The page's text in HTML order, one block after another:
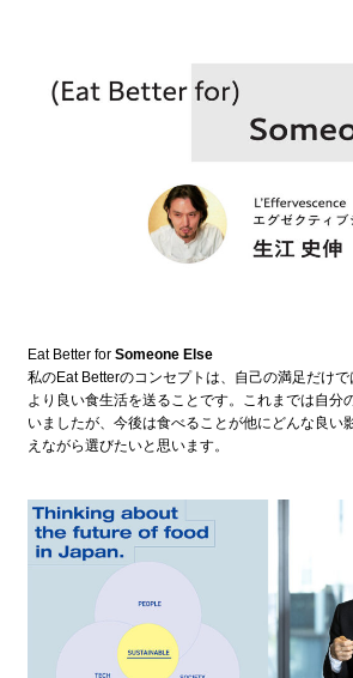
Eat Better for Someone Else
私のEat Betterのコンセプトは、自己の満足だけ
より良い食生活を送ることです。これまでは自分
いましたが、今後は食べることが他にどんな良い
えながら選びたいと思います。